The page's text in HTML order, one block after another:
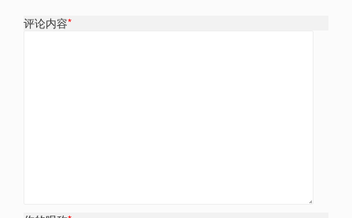
评论内容*